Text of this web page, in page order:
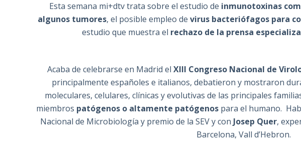
Esta semana mi+dtv trata sobre el estudio de inmunotoxinas
algunos tumores, el posible empleo de virus bacteriófagos para
estudio que muestra el rechazo de la prensa
Acaba de celebrarse en Madrid el XIII Congreso Nacional de
principalmente españoles e italianos, debatieron y mostraron
moleculares, celulares, clínicas y evolutivas de las principales
miembros patógenos o altamente patógenos para el humano.
Nacional de Microbiología y premio de la SEV y con Josep Quer,
Barcelona, Vall d’Hebron.